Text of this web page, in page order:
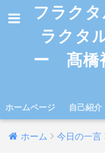
フラク
ラクタ
ー 髙橋
ホームページ 自己紹介
ホーム 今日の一言